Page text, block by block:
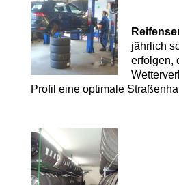
jährlich
erfolgen,
Profil eine optimale